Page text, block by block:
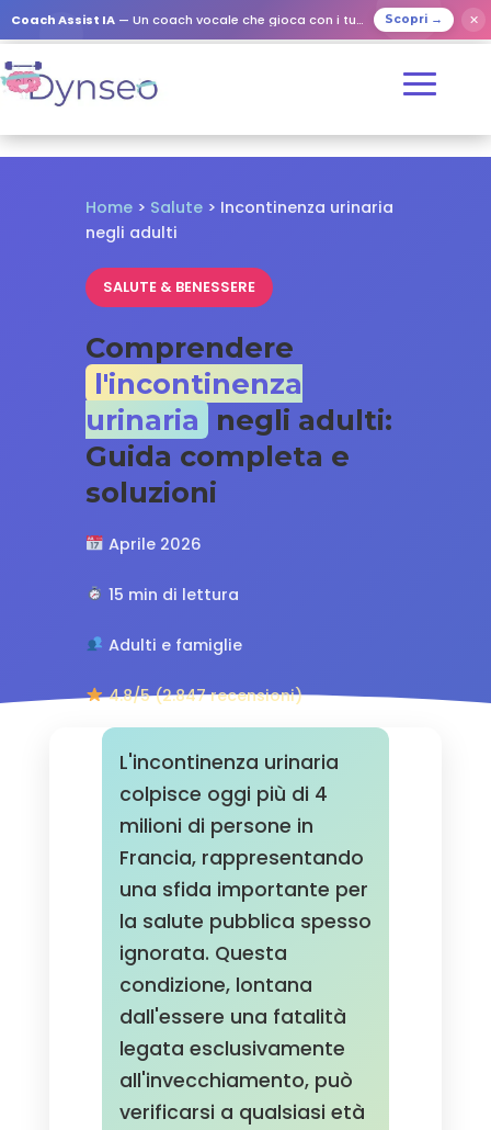
Coach Assist IA — Un coach vocale che gioca con i tuoi cari Scopri → ✕
Home > Salute > Incontinenza urinaria
negli adulti
SALUTE & BENESSERE
Comprendere
l'incontinenza
urinaria
negli adulti:
Guida completa e
soluzioni
Aprile 2026
15 min di lettura
Adulti e famiglie
4.8/5 (2.847 recensioni)
L'incontinenza urinaria
colpisce oggi più di 4
milioni di persone in
Francia, rappresentando
una sfida importante per
la salute pubblica spesso
ignorata. Questa
condizione, lontana
dall'essere una fatalità
legata esclusivamente
all'invecchiamento, può
verificarsi a qualsiasi età